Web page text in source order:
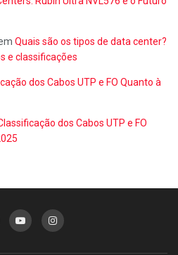
Quais são os tipos de data center?
e classificações
dos Cabos UTP e FO Quanto à
dos Cabos UTP e FO